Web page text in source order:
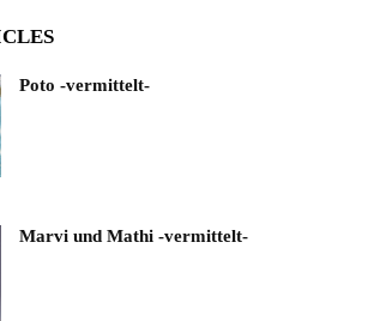
Poto -vermittelt-
Marvi und Mathi -vermittelt-